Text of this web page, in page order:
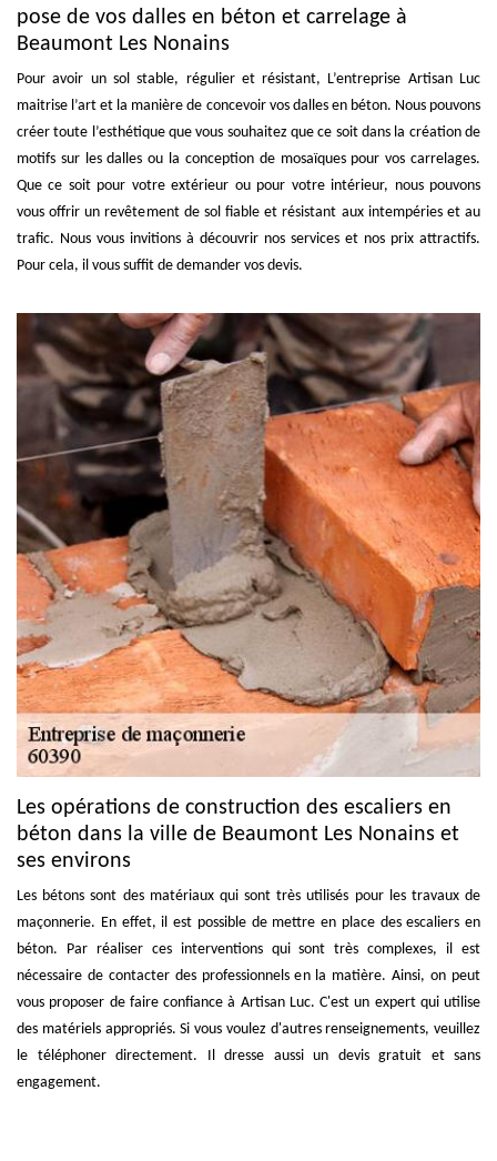
pose de vos dalles en béton et carrelage à
Beaumont Les Nonains
Pour avoir un sol stable, régulier et résistant, L’entreprise Artisan Luc
maitrise l’art et la manière de concevoir vos dalles en béton. Nous pouvons
créer toute l’esthétique que vous souhaitez que ce soit dans la création de
motifs sur les dalles ou la conception de mosaïques pour vos carrelages.
Que ce soit pour votre extérieur ou pour votre intérieur, nous pouvons
vous offrir un revêtement de sol fiable et résistant aux intempéries et au
trafic. Nous vous invitions à découvrir nos services et nos prix attractifs.
Pour cela, il vous suffit de demander vos devis.
Les opérations de construction des escaliers en
béton dans la ville de Beaumont Les Nonains et
ses environs
Les bétons sont des matériaux qui sont très utilisés pour les travaux de
maçonnerie. En effet, il est possible de mettre en place des escaliers en
béton. Par réaliser ces interventions qui sont très complexes, il est
nécessaire de contacter des professionnels en la matière. Ainsi, on peut
vous proposer de faire confiance à Artisan Luc. C'est un expert qui utilise
des matériels appropriés. Si vous voulez d'autres renseignements, veuillez
le téléphoner directement. Il dresse aussi un devis gratuit et sans
engagement.